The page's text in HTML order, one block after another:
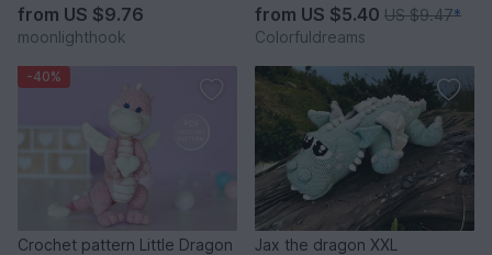
from US $9.76
moonlighthook
from US $5.40 US $9.47*
Colorfuldreams
-40%
Crochet pattern Little Dragon
Jax the dragon XXL